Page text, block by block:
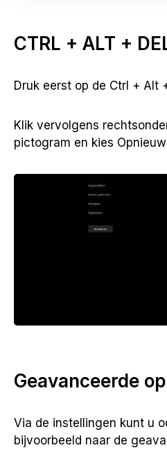
CTRL + ALT +
Druk eerst op de Ctrl + Alt
Klik vervolgens
pictogram en kies
Geavanceerde
Via de instellingen kunt u
bijvoorbeeld naar de